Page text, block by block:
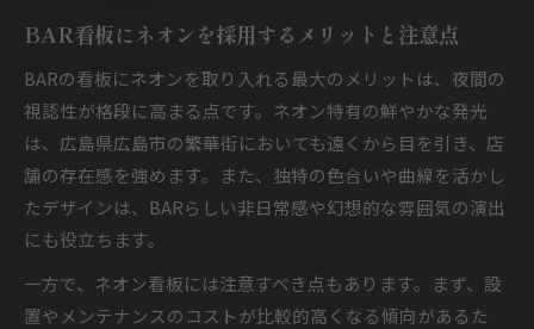
BAR看板にネオンを採用するメリットと注意点
BARの看板にネオンを取り入れる最大のメリットは、夜間の
視認性が格段に高まる点です。ネオン特有の鮮やかな発光
は、広島県広島市の繁華街においても遠くから目を引き、店
舗の存在感を強めます。また、独特の色合いや曲線を活かし
たデザインは、BARらしい非日常感や幻想的な雰囲気の演出
にも役立ちます。
一方で、ネオン看板には注意すべき点もあります。まず、設
置やメンテナンスのコストが比較的高くなる傾向があるた